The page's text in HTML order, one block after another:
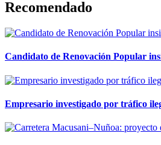
Recomendado
Candidato de Renovación Popular
Empresario investigado por tráfico